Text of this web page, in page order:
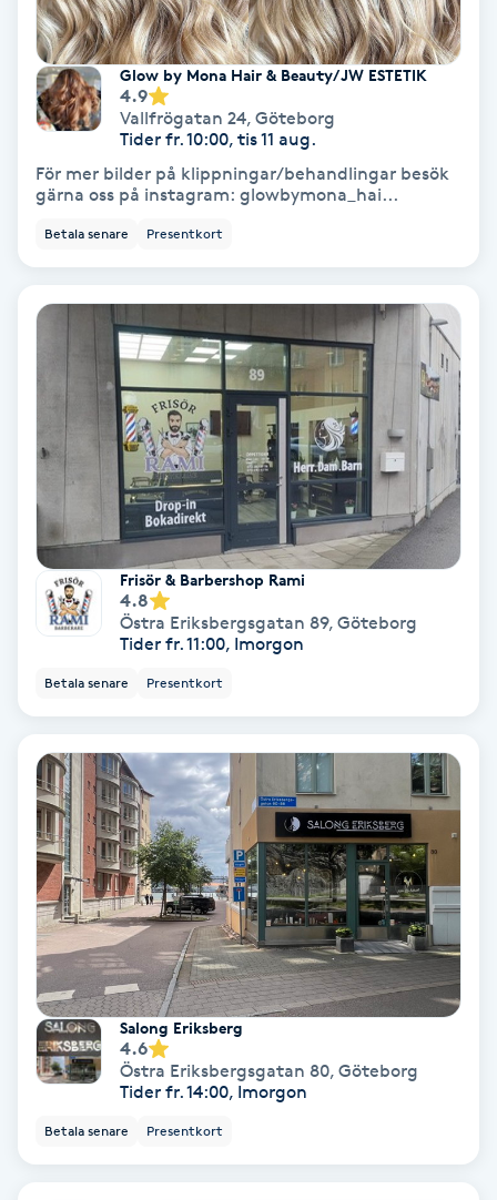
Fotmassage
Fotsvamp
Fransfärgning
Fransförlängning
Fransförlängning Megavolym
Fransförlängning Volym
Fransk manikyr
Fransrengöring
Frekvensterapi
Friskvård
Friskvårdsmassage
Frisör
Funktionsanalys
Färgning
Föning
Glow by Mona Hair & Beauty/ JW ESTETIK
4.9
Vallfrögatan 24, Göteborg
Tider fr. 10:00, tis 11 aug.
För mer bilder på klippningar/behandlingar besök
gärna oss på instagram: glowbymona_hai...
Betala senare Presentkort
Frisör & Barbershop Rami
4.8
Östra Eriksbergsgatan 89, Göteborg
Tider fr. 11:00, Imorgon
Betala senare Presentkort
Salong Eriksberg
4.6
Östra Eriksbergsgatan 80, Göteborg
Tider fr. 14:00, Imorgon
Betala senare Presentkort